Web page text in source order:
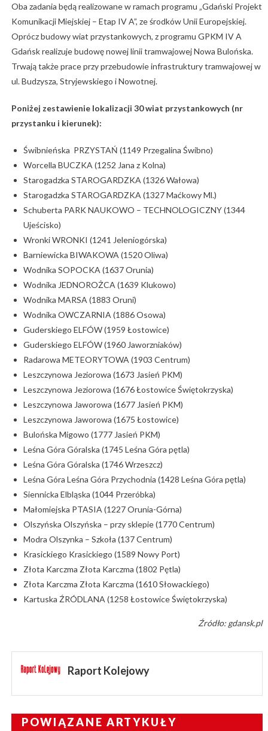
Oba zadania będą realizowane w ramach programu „Gdański Projekt
Komunikacji Miejskiej – Etap IV A”, ze środków Unii Europejskiej.
Oprócz budowy wiat przystankowych, z programu GPKM IV A
Gdańsk realizuje budowę nowej linii tramwajowej Nowa Bulońska.
Trwają także prace przy przebudowie infrastruktury tramwajowej w
ul. Budzysza, Stryjewskiego i Nowotnej.
Poniżej zestawienie lokalizacji 30 wiat przystankowych (nr
przystanku i kierunek):
Świbnieńska PRZYSTAŃ (1149 Przegalina Świbno)
Worcella BUCZKA (1252 Jana z Kolna)
Starogadzka STAROGARDZKA (1326 Wałowa)
Starogadzka STAROGARDZKA (1327 Maćkowy Ml.)
Schuberta PARK NAUKOWO – TECHNOLOGICZNY (1344
Ujeścisko)
Wronki WRONKI (1241 Jeleniogórska)
Barniewicka BIWAKOWA (1520 Oliwa)
Wodnika SOPOCKA (1637 Orunia)
Wodnika JEDNOROŻCA (1639 Klukowo)
Wodnika MARSA (1883 Oruni)
Wodnika OWCZARNIA (1886 Osowa)
Guderskiego ELFÓW (1959 Łostowice)
Guderskiego ELFÓW (1960 Jaworzniaków)
Radarowa METEORYTOWA (1903 Centrum)
Leszczynowa Jeziorowa (1673 Jasień PKM)
Leszczynowa Jeziorowa (1676 Łostowice Świętokrzyska)
Leszczynowa Jaworowa (1677 Jasień PKM)
Leszczynowa Jaworowa (1675 Łostowice)
Bulońska Migowo (1777 Jasień PKM)
Leśna Góra Góralska (1745 Leśna Góra pętla)
Leśna Góra Góralska (1746 Wrzeszcz)
Leśna Góra Leśna Góra Przychodnia (1428 Leśna Góra pętla)
Siennicka Elbląska (1044 Przeróbka)
Małomiejska PTASIA (1227 Orunia-Górna)
Olszyńska Olszyńska – przy sklepie (1770 Centrum)
Modra Olszynka – Szkoła (137 Centrum)
Krasickiego Krasickiego (1589 Nowy Port)
Złota Karczma Złota Karczma (1802 Pętla)
Złota Karczma Złota Karczma (1610 Słowackiego)
Kartuska ŹRÓDLANA (1258 Łostowice Świętokrzyska)
Źródło: gdansk.pl
Raport Kolejowy
POWIĄZANE ARTYKUŁY